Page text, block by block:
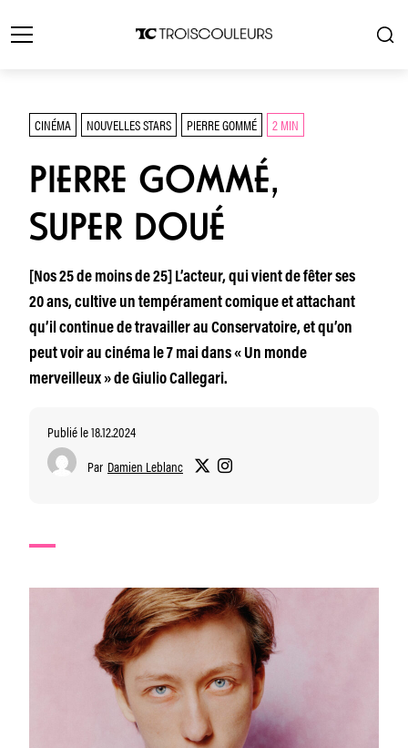
CINÉMA NOUVELLES STARS PIERRE GOMMÉ 2 MIN
PIERRE GOMMÉ,
SUPER DOUÉ
[Nos 25 de moins de 25] L’acteur, qui vient de fêter ses
20 ans, cultive un tempérament comique et attachant
qu’il continue de travailler au Conservatoire, et qu’on
peut voir au cinéma le 7 mai dans « Un monde
merveilleux » de Giulio Callegari.
Publié le 18.12.2024
Par Damien Leblanc